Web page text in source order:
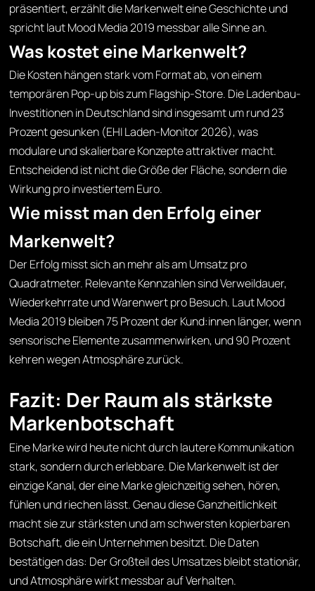
präsentiert, erzählt die Markenwelt eine Geschichte und
spricht laut Mood Media 2019 messbar alle Sinne an.
Was kostet eine Markenwelt?
Die Kosten hängen stark vom Format ab, von einem
temporären Pop-up bis zum Flagship-Store. Die Ladenbau-
Investitionen in Deutschland sind insgesamt um rund 23
Prozent gesunken (EHI Laden-Monitor 2026), was
modulare und skalierbare Konzepte attraktiver macht.
Entscheidend ist nicht die Größe der Fläche, sondern die
Wirkung pro investiertem Euro.
Wie misst man den Erfolg einer
Markenwelt?
Der Erfolg misst sich an mehr als am Umsatz pro
Quadratmeter. Relevante Kennzahlen sind Verweildauer,
Wiederkehrrate und Warenwert pro Besuch. Laut Mood
Media 2019 bleiben 75 Prozent der Kund:innen länger, wenn
sensorische Elemente zusammenwirken, und 90 Prozent
kehren wegen Atmosphäre zurück.
Fazit: Der Raum als stärkste
Markenbotschaft
Eine Marke wird heute nicht durch lautere Kommunikation
stark, sondern durch erlebbare. Die Markenwelt ist der
einzige Kanal, der eine Marke gleichzeitig sehen, hören,
fühlen und riechen lässt. Genau diese Ganzheitlichkeit
macht sie zur stärksten und am schwersten kopierbaren
Botschaft, die ein Unternehmen besitzt. Die Daten
bestätigen das: Der Großteil des Umsatzes bleibt stationär,
und Atmosphäre wirkt messbar auf Verhalten.